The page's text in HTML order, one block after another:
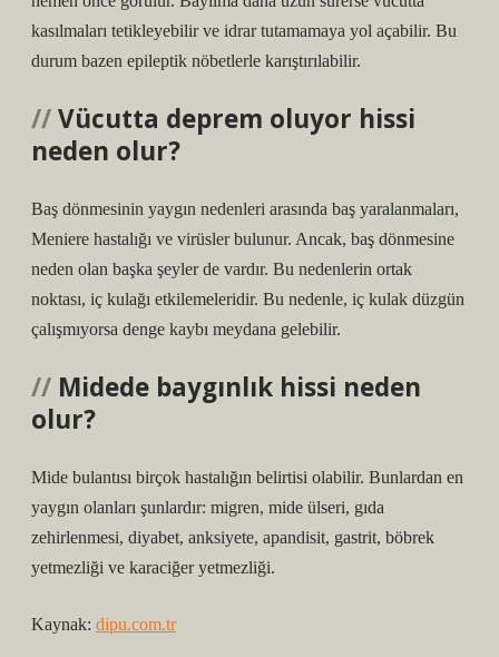
kasılmaları tetikleyebilir ve idrar tutamamaya yol açabilir. Bu
durum bazen epileptik nöbetlerle karıştırılabilir.
Vücutta deprem oluyor hissi
neden olur?
Baş dönmesinin yaygın nedenleri arasında baş yaralanmaları,
Meniere hastalığı ve virüsler bulunur. Ancak, baş dönmesine
neden olan başka şeyler de vardır. Bu nedenlerin ortak
noktası, iç kulağı etkilemeleridir. Bu nedenle, iç kulak düzgün
çalışmıyorsa denge kaybı meydana gelebilir.
Midede baygınlık hissi neden
olur?
Mide bulantısı birçok hastalığın belirtisi olabilir. Bunlardan en
yaygın olanları şunlardır: migren, mide ülseri, gıda
zehirlenmesi, diyabet, anksiyete, apandisit, gastrit, böbrek
yetmezliği ve karaciğer yetmezliği.
Kaynak: dipu.com.tr